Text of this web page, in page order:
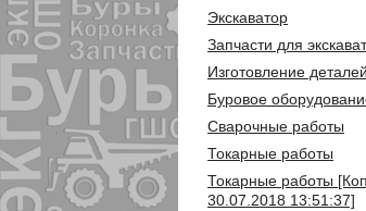
Экскаватор
Запчасти для
Изготовление деталей
Буровое
Сварочные работы
Токарные работы
Токарные работы
30.07.2018 13:51:37]